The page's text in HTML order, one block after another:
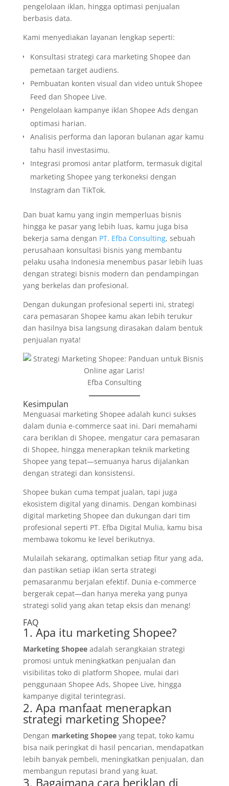
pengelolaan iklan, hingga optimasi penjualan
berbasis data.
Kami menyediakan layanan lengkap seperti:
Konsultasi strategi cara marketing Shopee dan
pemetaan target audiens.
Pembuatan konten visual dan video untuk Shopee
Feed dan Shopee Live.
Pengelolaan kampanye iklan Shopee Ads dengan
optimasi harian.
Analisis performa dan laporan bulanan agar kamu
tahu hasil investasimu.
Integrasi promosi antar platform, termasuk digital
marketing Shopee yang terkoneksi dengan
Instagram dan TikTok.
Dan buat kamu yang ingin memperluas bisnis
hingga ke pasar yang lebih luas, kamu juga bisa
bekerja sama dengan PT. Efba Consulting, sebuah
perusahaan konsultasi bisnis yang membantu
pelaku usaha Indonesia menembus pasar lebih luas
dengan strategi bisnis modern dan pendampingan
yang berkelas dan profesional.
Dengan dukungan profesional seperti ini, strategi
cara pemasaran Shopee kamu akan lebih terukur
dan hasilnya bisa langsung dirasakan dalam bentuk
penjualan nyata!
Efba Consulting
Kesimpulan
Menguasai marketing Shopee adalah kunci sukses
dalam dunia e-commerce saat ini. Dari memahami
cara beriklan di Shopee, mengatur cara pemasaran
di Shopee, hingga menerapkan teknik marketing
Shopee yang tepat—semuanya harus dijalankan
dengan strategi dan konsistensi.
Shopee bukan cuma tempat jualan, tapi juga
ekosistem digital yang dinamis. Dengan kombinasi
digital marketing Shopee dan dukungan dari tim
profesional seperti PT. Efba Digital Mulia, kamu bisa
membawa tokomu ke level berikutnya.
Mulailah sekarang, optimalkan setiap fitur yang ada,
dan pastikan setiap iklan serta strategi
pemasaranmu berjalan efektif. Dunia e-commerce
bergerak cepat—dan hanya mereka yang punya
strategi solid yang akan tetap eksis dan menang!
FAQ
1. Apa itu marketing Shopee?
Marketing Shopeeadalah serangkaian strategi
promosi untuk meningkatkan penjualan dan
visibilitas toko di platform Shopee, mulai dari
penggunaan Shopee Ads, Shopee Live, hingga
kampanye digital terintegrasi.
2. Apa manfaat menerapkan
strategi marketing Shopee?
Dengan marketing Shopeeyang tepat, toko kamu
bisa naik peringkat di hasil pencarian, mendapatkan
lebih banyak pembeli, meningkatkan penjualan, dan
membangun reputasi brand yang kuat.
3. Bagaimana cara beriklan di